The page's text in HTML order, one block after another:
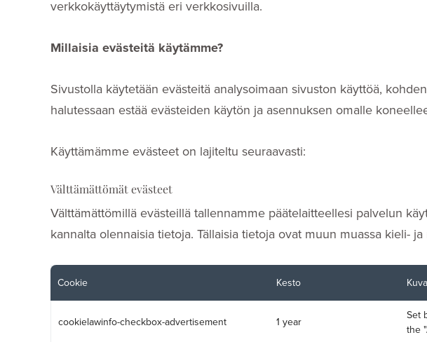
verkkokäyttäytymistä eri verkkosivuilla.
Millaisia evästeitä käytämme?
Sivustolla käytetään evästeitä analysoimaan sivuston käyttöä,
halutessaan estää evästeiden käytön ja asennuksen omalle
Käyttämämme evästeet on lajiteltu seuraavasti:
Välttämättömät evästeet
Välttämättömillä evästeillä tallennamme päätelaitteellesi palvelun
kannalta olennaisia tietoja. Tällaisia tietoja ovat muun muassa kieli-
Cookie Kesto
cookielawinfo-checkbox-advertisement 1 year
Set
the